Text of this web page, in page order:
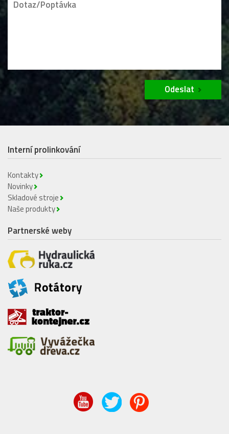
Odeslat
Interní prolinkování
Kontakty
Novinky
Skladové stroje
Naše produkty
Partnerské weby